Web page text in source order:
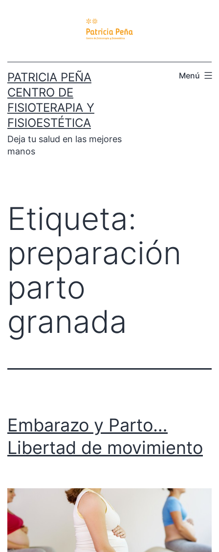
PATRICIA PEÑA
CENTRO DE
FISIOTERAPIA Y
FISIOESTÉTICA
Deja tu salud en las mejores
manos
Menú
Etiqueta:
preparación
parto
granada
Embarazo y Parto…
Libertad de movimiento